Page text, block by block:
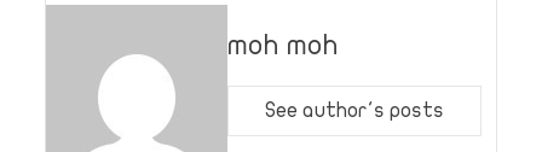
moh moh
See author's posts